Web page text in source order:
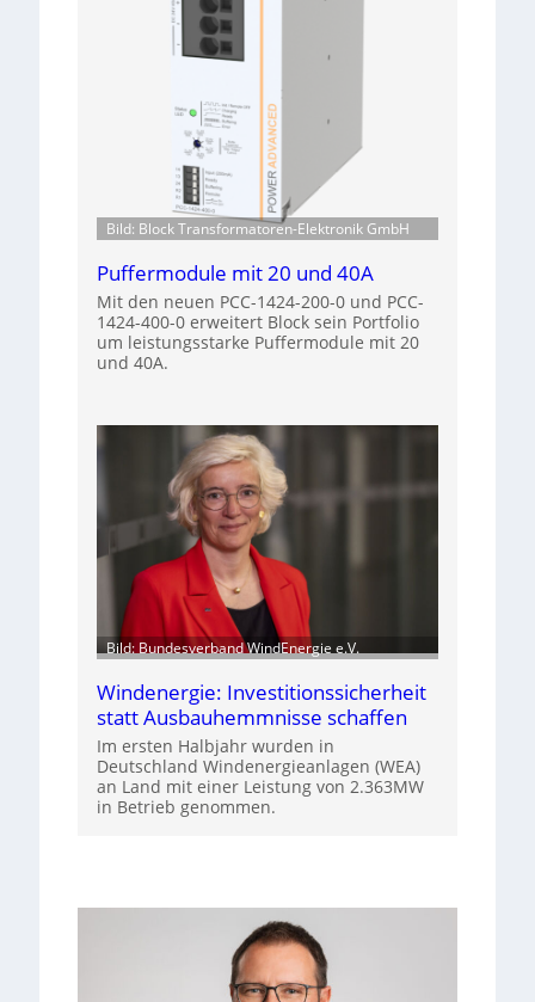
Bild: Block Transformatoren-Elektronik GmbH
Puffermodule mit 20 und 40A
Mit den neuen PCC-1424-200-0 und PCC-
1424-400-0 erweitert Block sein Portfolio
um leistungsstarke Puffermodule mit 20
und 40A.
Bild: Bundesverband WindEnergie e.V.
Windenergie: Investitionssicherheit
statt Ausbauhemmnisse schaffen
Im ersten Halbjahr wurden in
Deutschland Windenergieanlagen (WEA)
an Land mit einer Leistung von 2.363MW
in Betrieb genommen.